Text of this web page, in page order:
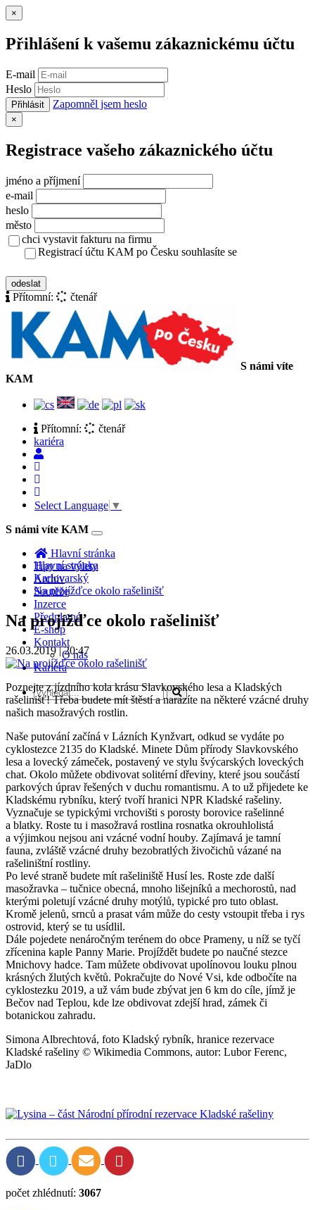
×
Přihlášení k vašemu zákaznickému účtu
E-mail
Heslo
Přihlásit Zapomněl jsem heslo
×
Registrace vašeho zákaznického účtu
jméno a příjmení
e-mail
heslo
město
chci vystavit fakturu na firmu
Registrací účtu KAM po Česku souhlasíte se
odeslat
Přítomní: čtenář
S námi víte
KAM
Přítomní:
čtenář
kariéra
Select Language ▼
S námi víte KAM
Toggle
navigation
Hlavní stránka
Tipy na výlety
Archiv
Soutěže
Inzerce
Předplatné
E-shop
Kontakt
O nás
Kariéra
Hlavní stránka
Karlovarský
Na projížďce okolo rašelinišť
Na projížďce okolo rašelinišť
26.03.2019 | 20:47
Poznejte z jízdního kola krásu Slavkovského lesa a Kladských
rašelinišť! Třeba budete mít štěstí a narazíte na některé vzácné druhy
našich masožravých rostlin.
Naše putování začíná v Lázních Kynžvart, odkud se vydáte po
cyklostezce 2135 do Kladské. Minete Dům přírody Slavkovského
lesa a lovecký zámeček, postavený ve stylu švýcarských loveckých
chat. Okolo můžete obdivovat solitérní dřeviny, které jsou součástí
parkových úprav řešených v duchu romantismu. A to už přijedete ke
Kladskému rybníku, který tvoří hranici NPR Kladské rašeliny.
Vyznačuje se typickými vrchovišti s porosty borovice rašelinné
a blatky. Roste tu i masožravá rostlina rosnatka okrouhlolistá
a výjimkou nejsou ani vzácné vodní houby. Zajímavá je tamní
fauna, zvláště vzácné druhy bezobratlých živočichů vázané na
rašeliništní rostliny.
Po levé straně budete mít rašeliniště Husí les. Roste zde další
masožravka – tučnice obecná, mnoho lišejníků a mechorostů, nad
kterými poletují vzácné druhy motýlů, typické pro tuto oblast.
Kromě jelenů, srnců a prasat vám může do cesty vstoupit třeba i rys
ostrovid, který se tu usídlil.
Dále pojedete nenáročným terénem do obce Prameny, u níž se tyčí
zřícenina kaple Panny Marie. Projíždět budete po naučné stezce
Mnichovy hadce. Tam můžete obdivovat upolínovou louku plnou
krásných žlutých květů. Pokračujte do Nové Vsi, kde odbočíte na
cyklostezku 2019, a už vám bude zbývat jen 6 km do cíle, jímž je
Bečov nad Teplou, kde lze obdivovat zdejší hrad, zámek či
botanickou zahradu.
Simona Albrechtová, foto Kladský rybník, hranice rezervace
Kladské rašeliny © Wikimedia Commons, autor: Lubor Ferenc,
JaDlo
počet zhlédnutí: 3067